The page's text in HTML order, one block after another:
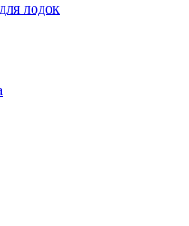
лодок